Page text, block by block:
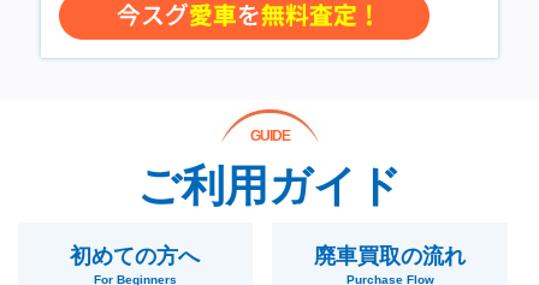
GUIDE
ご利用ガイド
初めての方へ
For Beginners
廃車買取の流れ
Purchase Flow